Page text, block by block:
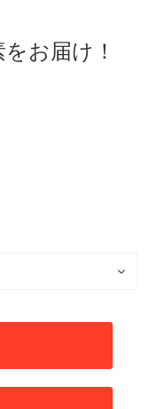
お届け！